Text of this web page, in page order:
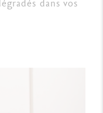
dans vos